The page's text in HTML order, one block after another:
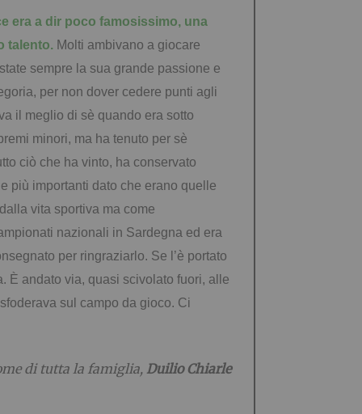
era a dir poco famosissimo, una
talento. Molti ambivano a giocare
sempre la sua grande passione e
per non dover cedere punti agli
il meglio di sè quando era sotto
minori, ma ha tenuto per sè
ciò che ha vinto, ha conservato
più importanti dato che erano quelle
vita sportiva ma come
nazionali in Sardegna ed era
per ringraziarlo. Se l’è portato
È andato via, quasi scivolato fuori, alle
sul campo da gioco. Ci
di tutta la famiglia, Duilio Chiarle